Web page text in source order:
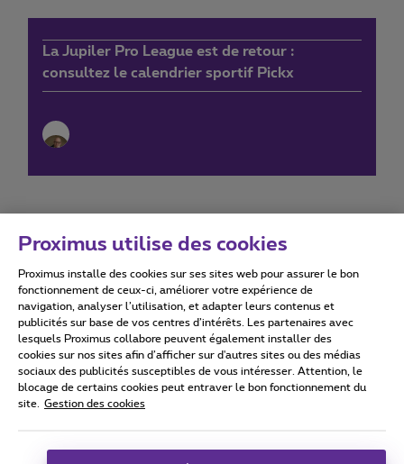
La Jupiler Pro League est de retour :
consultez le calendrier sportif Pickx
Conditions d'utilisation Accessibility statement
Tous droits réservés. © 2026 Proximus
Conditions générales, info consommateur
Proximus utilise des cookies
Proximus installe des cookies sur ses sites web pour assurer le bon
fonctionnement de ceux-ci, améliorer votre expérience de
navigation, analyser l’utilisation, et adapter leurs contenus et
publicités sur base de vos centres d’intérêts. Les partenaires avec
lesquels Proximus collabore peuvent également installer des
cookies sur nos sites afin d’afficher sur d'autres sites ou des médias
sociaux des publicités susceptibles de vous intéresser. Attention, le
blocage de certains cookies peut entraver le bon fonctionnement du
site.
Gestion des cookies